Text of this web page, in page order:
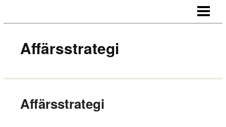
KONTAKT
Affärsstrategi
Affärsstrategi